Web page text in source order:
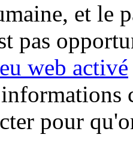
et le
pas
web activé
pour